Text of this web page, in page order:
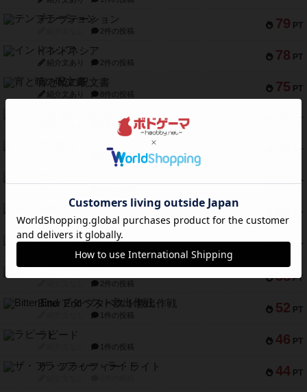
79 PT
テンプテーション
2件の投稿
78 PT
インドネシア
紹介文あり 2件の投稿
75 PT
宵と暁の呪文書
紹介文あり 8件の投稿
PT
9件の投稿
PT
1件の投稿
66 PT
PT
スペクタキュラー
紹介文なし 1件の投稿
59 PT
スモールワールド
紹介文あり 13件の投稿
58 PT
2件の投稿
52 PT
Bitter End ブタペスト救出作戦
1件の投稿
46 PT
ラピード
1件の投稿
44 PT
ザ・フラッフィー・ライト